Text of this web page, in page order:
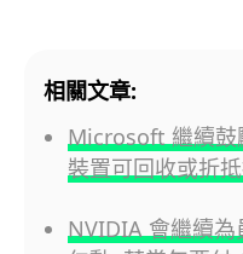
相關文章:
Microsoft 繼續
裝置可回收或折
NVIDIA 會繼續